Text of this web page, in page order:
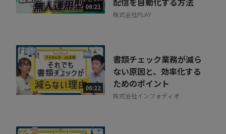
06:21
株式会社PLAY
06:22
書類チェック業務が減ら
ない原因と、効率化する
ためのポイント
株式会社インフォディオ